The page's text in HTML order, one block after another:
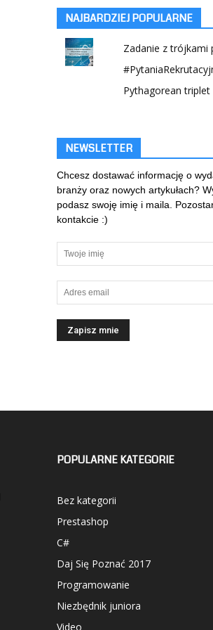
NAJBARDZIEJ POPULARNE
Zadanie z trójkami
Pythagorean triplet
NEWSLETTER
Chcesz dostawać informację o
branży oraz nowych artykułach?
podasz swoję imię i maila.
kontakcie :)
POPULARNE KATEGORIE
Bez kategorii
Prestashop
C#
Daj Się Poznać 2017
Programowanie
Niezbędnik juniora
Video